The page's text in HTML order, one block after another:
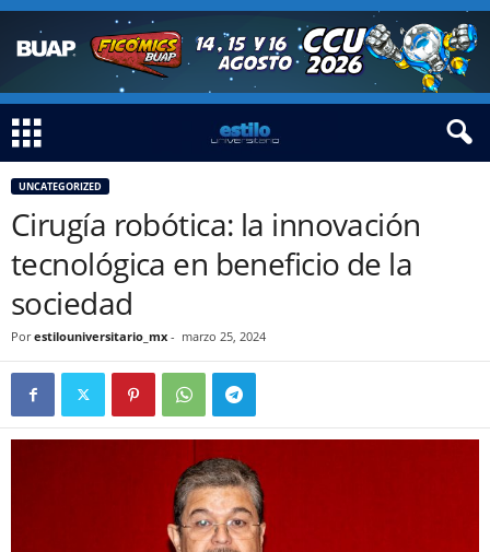
UNCATEGORIZED
Cirugía robótica: la innovación
tecnológica en beneficio de la
sociedad
Por estilouniversitario_mx - marzo 25, 2024